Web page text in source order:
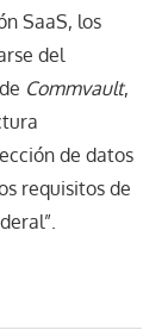
SaaS, los
del
Commvault,
de datos
requisitos de